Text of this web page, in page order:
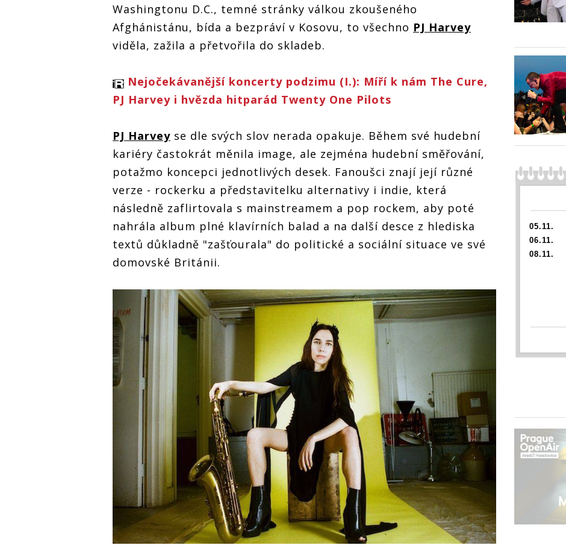
investigativní
písničkářka
investigativní
písničkářka
jako
investigativní
písničkářka
investigativní
písničkářka
písničkářka
Washingtonu D.C., temné stránky válkou zkoušeného
Afghánistánu, bída a bezpráví v Kosovu, to všechno PJ Harvey
viděla, zažila a přetvořila do skladeb.
Nejočekávanější koncerty podzimu (I.): Míří k nám The Cure,
PJ Harvey i hvězda hitparád Twenty One Pilots
PJ Harvey se dle svých slov nerada opakuje. Během své hudební
kariéry častokrát měnila image, ale zejména hudební směřování,
potažmo koncepci jednotlivých desek. Fanoušci znají její různé
verze - rockerku a představitelku alternativy i indie, která
následně zaflirtovala s mainstreamem a pop rockem, aby poté
nahrála album plné klavírních balad a na další desce z hlediska
textů důkladně "zašťourala" do politické a sociální situace ve své
domovské Británii.
05.11.
06.11.
08.11.